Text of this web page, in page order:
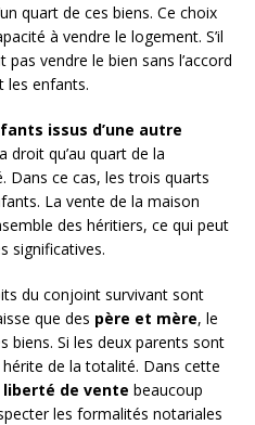
quart de ces biens. Ce choix
à vendre le logement. S’il
pas vendre le bien sans l’accord
les enfants.
issus d’une autre
droit qu’au quart de la
Dans ce cas, les trois quarts
La vente de la maison
des héritiers, ce qui peut
significatives.
du conjoint survivant sont
que des père et mère, le
biens. Si les deux parents sont
de la totalité. Dans cette
liberté de vente beaucoup
les formalités notariales